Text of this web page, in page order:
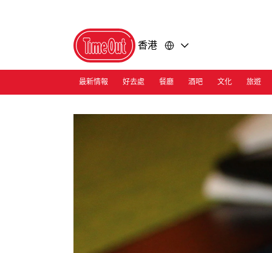
香港
最新情報 好去處 餐廳 酒吧 文化 旅遊